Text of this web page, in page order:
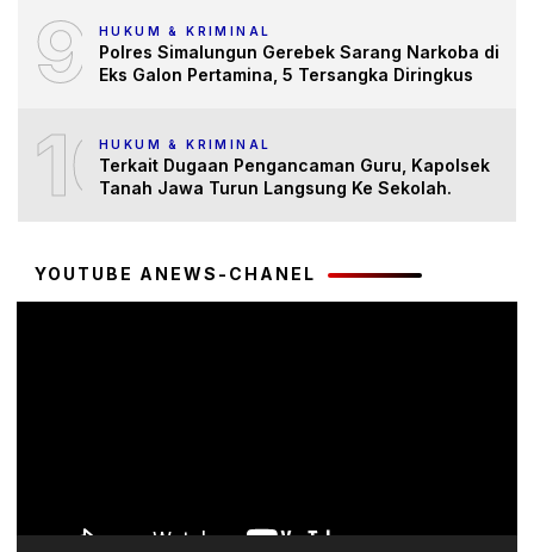
9 HUKUM & KRIMINAL
Polres Simalungun Gerebek Sarang Narkoba di
Eks Galon Pertamina, 5 Tersangka Diringkus
10HUKUM & KRIMINAL
Terkait Dugaan Pengancaman Guru, Kapolsek
Tanah Jawa Turun Langsung Ke Sekolah.
YOUTUBE ANEWS-CHANEL